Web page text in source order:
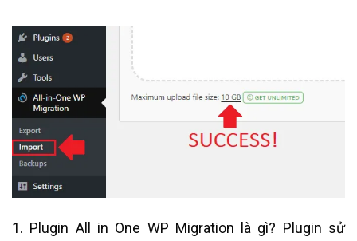
1. Plugin All in One WP Migration là gì? Plugin sử